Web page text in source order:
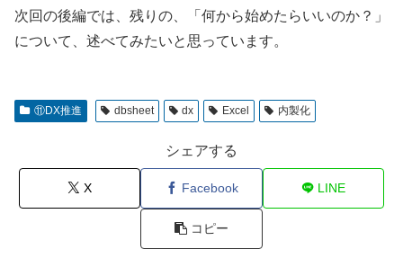
次回の後編では、残りの、「何から始めたらいいのか？」
について、述べてみたいと思っています。
⑪DX推進 dbsheet dx Excel 内製化
シェアする
X Facebook LINE
コピー